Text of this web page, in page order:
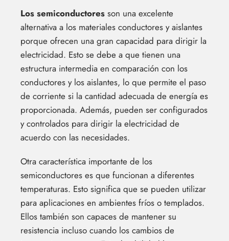
Los semiconductores son una excelente
alternativa a los materiales conductores y aislantes
porque ofrecen una gran capacidad para dirigir la
electricidad. Esto se debe a que tienen una
estructura intermedia en comparación con los
conductores y los aislantes, lo que permite el paso
de corriente si la cantidad adecuada de energía es
proporcionada. Además, pueden ser configurados
y controlados para dirigir la electricidad de
acuerdo con las necesidades.
Otra característica importante de los
semiconductores es que funcionan a diferentes
temperaturas. Esto significa que se pueden utilizar
para aplicaciones en ambientes fríos o templados.
Ellos también son capaces de mantener su
resistencia incluso cuando los cambios de